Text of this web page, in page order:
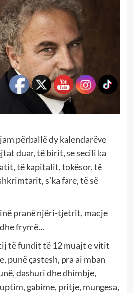
përballë dy kalendarëve
duar, të birit, se secili ka
të kapitalit, tokësor, të
s’ka fare, të së
pranë njëri-tjetrit, madje
frymë…
të fundit të 12 muajt e vitit
punë çastesh, pra ai mban
dashuri dhe dhimbje,
gabime, pritje, mungesa,